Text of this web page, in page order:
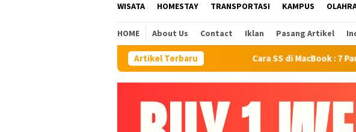
WISATA HOMESTAY TRANSPORTASI KAMPUS
HOME About Us Contact Iklan Pasang Artikel
Artikel Terbaru Cara SS di MacBook : 7 Panduan